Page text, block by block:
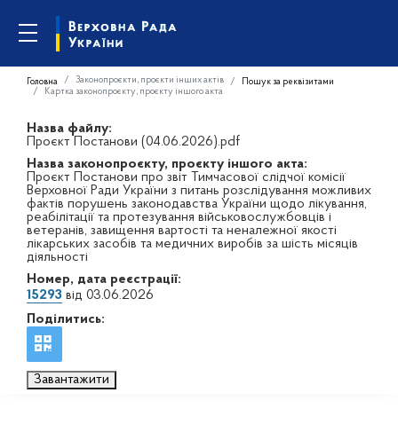
Головна Законопроєкти, проєкти інших актів
Пошук за реквізитами
Картка законопроєкту, проєкту іншого акта
Назва файлу:
Проєкт Постанови (04.06.2026).pdf
Назва законопроєкту, проєкту іншого акта:
Проєкт Постанови про звіт Тимчасової слідчої комісії
Верховної Ради України з питань розслідування можливих
фактів порушень законодавства України щодо лікування,
реабілітації та протезування військовослужбовців і
ветеранів, завищення вартості та неналежної якості
лікарських засобів та медичних виробів за шість місяців
діяльності
Номер, дата реєстрації:
15293 від 03.06.2026
Поділитись:
Завантажити